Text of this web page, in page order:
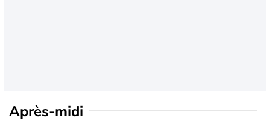
Après-midi